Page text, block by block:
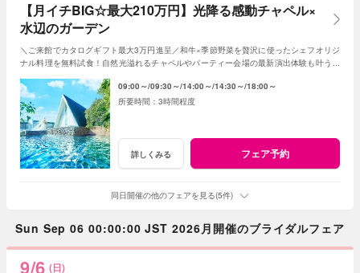
【月イチBIG☆最大210万円】光降る感動チャペル×
水辺のガーデン
＼ご来館でカタログギフト最大3万円進呈／和牛×季節野菜を贅沢に使ったシェフオリジ
ナル料理を無料試食！自然光溢れるチャペルやパーティー会場の最新演出体験も叶う！
09:00～ 09:30～ 14:00～ 14:30～ 18:00～
3時間程度
詳しくみる フェア予約
同日開催の他のフェアを見る(5件)
Sun Sep 06 00:00:00 JST 2026月開催のブライダルフェア
9/6 (日)